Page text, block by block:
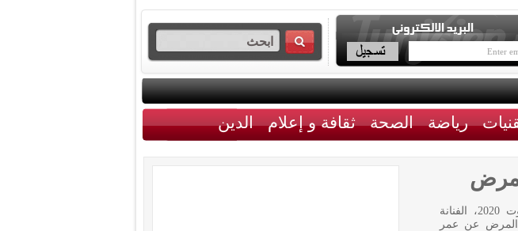
رياضة الصحة ثقافة و إعلام الدين
توفيت ظهر اليوم الجمعة 14 أوت 2020، الفنانة
المرض عن عمر